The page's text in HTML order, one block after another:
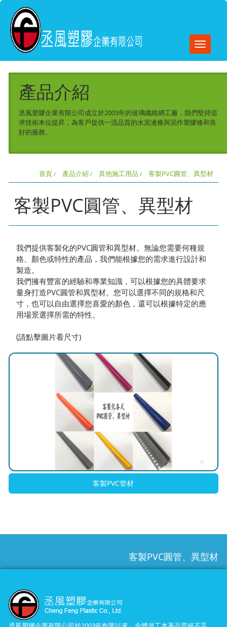
Toggle
產品介紹
丞風塑膠企業有限公司成立於2003年的玻璃纖維網工廠，我們堅持追
求技術本位提昇，為客戶提供一流品質的水泥邊條與泥作塑膠條和良
好的服務。
首頁 產品介紹 其他施工用品 客製PVC圓管、異型材
客製PVC圓管、異型材
我們提供客製化的PVC圓管和異型材。無論您需要何種規
格、顏色或特性的產品，我們能根據您的需求進行設計和
製造。
我們擁有豐富的經驗和專業知識，可以根據您的具體要求
量身打造PVC圓管和異型材。您可以選擇不同的規格和尺
寸，也可以自由選擇您喜愛的顏色，還可以根據特定的應
用場景選擇所需的特性。
(請點擊圖片看尺寸)
客製PVC管材
客製PVC圓管、異型材